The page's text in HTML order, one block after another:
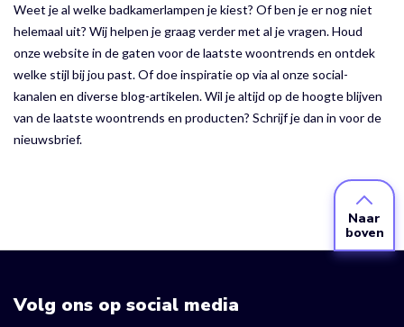
Weet je al welke badkamerlampen je kiest? Of ben je er nog niet
helemaal uit? Wij helpen je graag verder met al je vragen. Houd
onze website in de gaten voor de laatste woontrends en ontdek
welke stijl bij jou past. Of doe inspiratie op via al onze social-
kanalen en diverse blog-artikelen. Wil je altijd op de hoogte blijven
van de laatste woontrends en producten? Schrijf je dan in voor de
nieuwsbrief.
Naar
boven
Volg ons op social media